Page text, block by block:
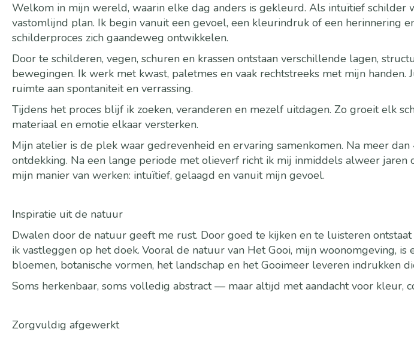
Welkom in mijn wereld, waarin elke dag anders is gekleurd. Als intuïtief schilder
vastomlijnd plan. Ik begin vanuit een gevoel, een kleurindruk of een herinnering
schilderproces zich gaandeweg ontwikkelen.
Door te schilderen, vegen, schuren en krassen ontstaan verschillende lagen,
bewegingen. Ik werk met kwast, paletmes en vaak rechtstreeks met mijn
ruimte aan spontaniteit en verrassing.
Tijdens het proces blijf ik zoeken, veranderen en mezelf uitdagen. Zo groeit elk
materiaal en emotie elkaar versterken.
Mijn atelier is de plek waar gedrevenheid en ervaring samenkomen. Na meer
ontdekking. Na een lange periode met olieverf richt ik mij inmiddels alweer
mijn manier van werken: intuïtief, gelaagd en vanuit mijn gevoel.
Inspiratie uit de natuur
Dwalen door de natuur geeft me rust. Door goed te kijken en te luisteren
ik vastleggen op het doek. Vooral de natuur van Het Gooi, mijn woonomgeving,
bloemen, botanische vormen, het landschap en het Gooimeer leveren indrukken
Soms herkenbaar, soms volledig abstract — maar altijd met aandacht voor kleur,
Zorgvuldig afgewerkt